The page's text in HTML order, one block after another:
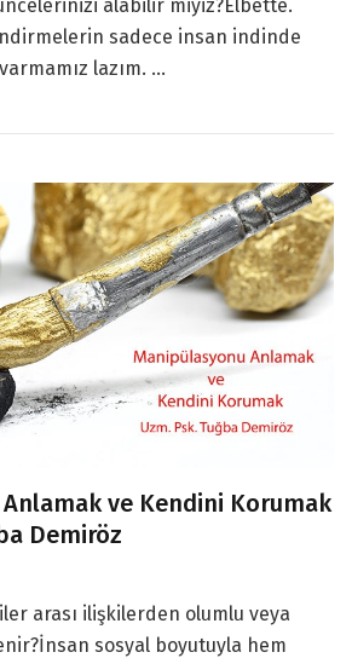
alabilir miyiz?Elbette.
sadece insan indinde
lazım. ...
ve Kendini Korumak
Demiröz
arası ilişkilerden olumlu veya
sosyal boyutuyla hem